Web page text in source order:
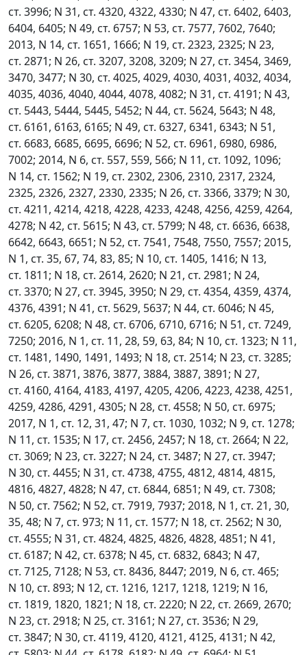
ст. 3996; N 31, ст. 4320, 4322, 4330; N 47, ст. 6402, 6403,
6404, 6405; N 49, ст. 6757; N 53, ст. 7577, 7602, 7640;
2013, N 14, ст. 1651, 1666; N 19, ст. 2323, 2325; N 23,
ст. 2871; N 26, ст. 3207, 3208, 3209; N 27, ст. 3454, 3469,
3470, 3477; N 30, ст. 4025, 4029, 4030, 4031, 4032, 4034,
4035, 4036, 4040, 4044, 4078, 4082; N 31, ст. 4191; N 43,
ст. 5443, 5444, 5445, 5452; N 44, ст. 5624, 5643; N 48,
ст. 6161, 6163, 6165; N 49, ст. 6327, 6341, 6343; N 51,
ст. 6683, 6685, 6695, 6696; N 52, ст. 6961, 6980, 6986,
7002; 2014, N 6, ст. 557, 559, 566; N 11, ст. 1092, 1096;
N 14, ст. 1562; N 19, ст. 2302, 2306, 2310, 2317, 2324,
2325, 2326, 2327, 2330, 2335; N 26, ст. 3366, 3379; N 30,
ст. 4211, 4214, 4218, 4228, 4233, 4248, 4256, 4259, 4264,
4278; N 42, ст. 5615; N 43, ст. 5799; N 48, ст. 6636, 6638,
6642, 6643, 6651; N 52, ст. 7541, 7548, 7550, 7557; 2015,
N 1, ст. 35, 67, 74, 83, 85; N 10, ст. 1405, 1416; N 13,
ст. 1811; N 18, ст. 2614, 2620; N 21, ст. 2981; N 24,
ст. 3370; N 27, ст. 3945, 3950; N 29, ст. 4354, 4359, 4374,
4376, 4391; N 41, ст. 5629, 5637; N 44, ст. 6046; N 45,
ст. 6205, 6208; N 48, ст. 6706, 6710, 6716; N 51, ст. 7249,
7250; 2016, N 1, ст. 11, 28, 59, 63, 84; N 10, ст. 1323; N 11,
ст. 1481, 1490, 1491, 1493; N 18, ст. 2514; N 23, ст. 3285;
N 26, ст. 3871, 3876, 3877, 3884, 3887, 3891; N 27,
ст. 4160, 4164, 4183, 4197, 4205, 4206, 4223, 4238, 4251,
4259, 4286, 4291, 4305; N 28, ст. 4558; N 50, ст. 6975;
2017, N 1, ст. 12, 31, 47; N 7, ст. 1030, 1032; N 9, ст. 1278;
N 11, ст. 1535; N 17, ст. 2456, 2457; N 18, ст. 2664; N 22,
ст. 3069; N 23, ст. 3227; N 24, ст. 3487; N 27, ст. 3947;
N 30, ст. 4455; N 31, ст. 4738, 4755, 4812, 4814, 4815,
4816, 4827, 4828; N 47, ст. 6844, 6851; N 49, ст. 7308;
N 50, ст. 7562; N 52, ст. 7919, 7937; 2018, N 1, ст. 21, 30,
35, 48; N 7, ст. 973; N 11, ст. 1577; N 18, ст. 2562; N 30,
ст. 4555; N 31, ст. 4824, 4825, 4826, 4828, 4851; N 41,
ст. 6187; N 42, ст. 6378; N 45, ст. 6832, 6843; N 47,
ст. 7125, 7128; N 53, ст. 8436, 8447; 2019, N 6, ст. 465;
N 10, ст. 893; N 12, ст. 1216, 1217, 1218, 1219; N 16,
ст. 1819, 1820, 1821; N 18, ст. 2220; N 22, ст. 2669, 2670;
N 23, ст. 2918; N 25, ст. 3161; N 27, ст. 3536; N 29,
ст. 3847; N 30, ст. 4119, 4120, 4121, 4125, 4131; N 42,